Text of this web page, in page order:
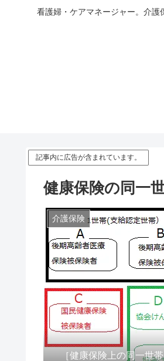
看護婦・ケアマネージャー。介護
記事内に広告が含まれています。
健康保険の同一
介護保険
［健康保険上の同一世